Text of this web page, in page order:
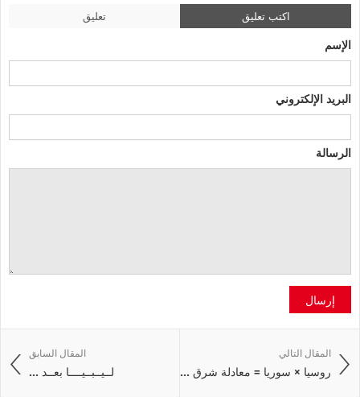
اكتب تعليق تعليق
الإسم
البريد الإلكتروني
الرسالة
إرسال
المقال السابق
لــيــبــيــــا بعــد ...
المقال التالي
روسيا × سوريا = معادلة شرق ...